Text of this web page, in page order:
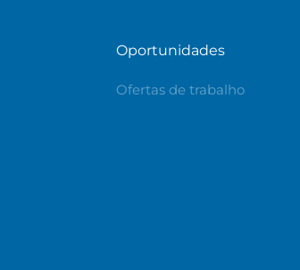
Oportunidades
Ofertas de trabalho